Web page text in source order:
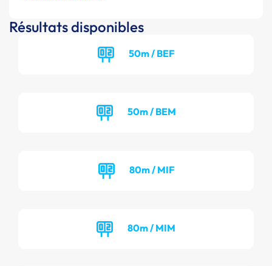
Résultats disponibles
50m / BEF
50m / BEM
80m / MIF
80m / MIM